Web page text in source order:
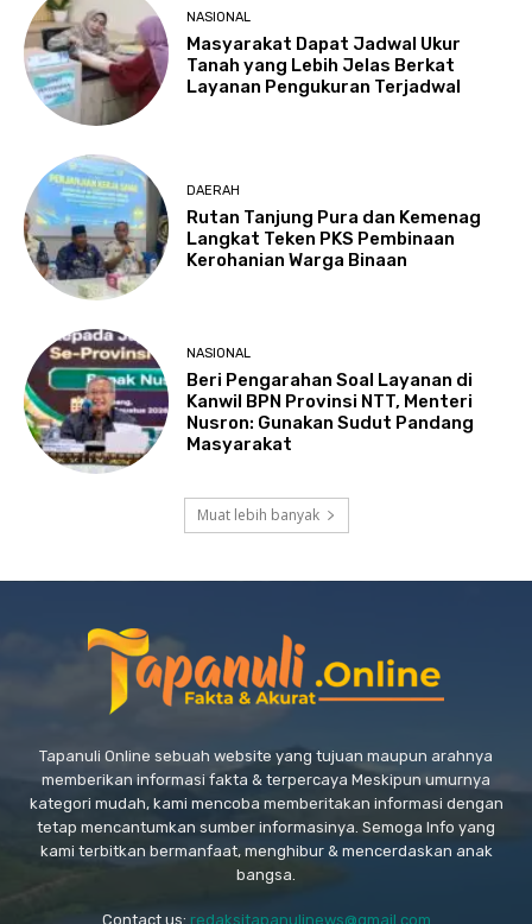
NASIONAL
Masyarakat Dapat Jadwal Ukur
Tanah yang Lebih Jelas Berkat
Layanan Pengukuran Terjadwal
DAERAH
Rutan Tanjung Pura dan Kemenag
Langkat Teken PKS Pembinaan
Kerohanian Warga Binaan
NASIONAL
Beri Pengarahan Soal Layanan di
Kanwil BPN Provinsi NTT, Menteri
Nusron: Gunakan Sudut Pandang
Masyarakat
Muat lebih banyak
Tapanuli Online sebuah website yang tujuan maupun arahnya
memberikan informasi fakta & terpercaya Meskipun umurnya
kategori mudah, kami mencoba memberitakan informasi dengan
tetap mencantumkan sumber informasinya. Semoga Info yang
kami terbitkan bermanfaat, menghibur & mencerdaskan anak
bangsa.
Contact us: redaksitapanulinews@gmail.com